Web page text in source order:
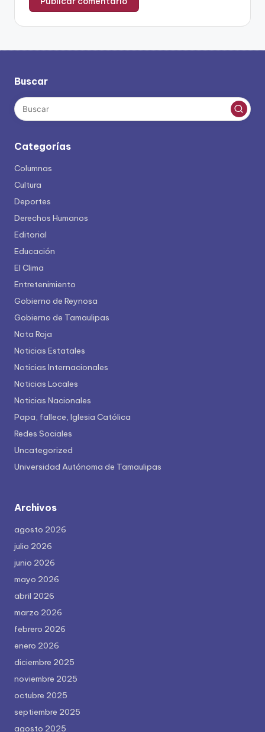
Buscar
Categorías
Columnas
Cultura
Deportes
Derechos Humanos
Editorial
Educación
El Clima
Entretenimiento
Gobierno de Reynosa
Gobierno de Tamaulipas
Nota Roja
Noticias Estatales
Noticias Internacionales
Noticias Locales
Noticias Nacionales
Papa, fallece, Iglesia Católica
Redes Sociales
Uncategorized
Universidad Autónoma de Tamaulipas
Archivos
agosto 2026
julio 2026
junio 2026
mayo 2026
abril 2026
marzo 2026
febrero 2026
enero 2026
diciembre 2025
noviembre 2025
octubre 2025
septiembre 2025
agosto 2025